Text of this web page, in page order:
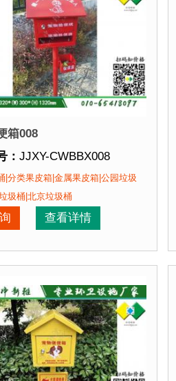
产品在视觉上，线条流畅，外
箱008
： JJXY-CWBBX008
：(L)320*(W)300*(H)1320mm
：钢板喷塑
：现货产品 即拍即发
：
1、材料环保，不会对环境
|分类果皮箱|金属果皮箱|公园垃圾
圾桶|北京垃圾桶
查看详情